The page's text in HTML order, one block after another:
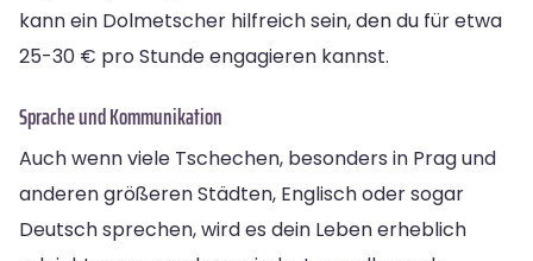
kann ein Dolmetscher hilfreich sein, den du für etwa
25-30 € pro Stunde engagieren kannst.
Sprache und Kommunikation
Auch wenn viele Tschechen, besonders in Prag und
anderen größeren Städten, Englisch oder sogar
Deutsch sprechen, wird es dein Leben erheblich